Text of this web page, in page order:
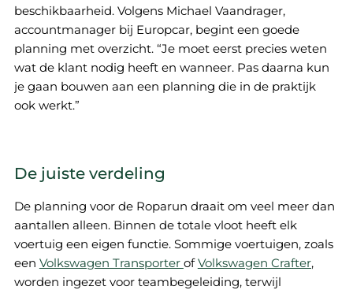
beschikbaarheid. Volgens Michael Vaandrager,
accountmanager bij Europcar, begint een goede
planning met overzicht. “Je moet eerst precies weten
wat de klant nodig heeft en wanneer. Pas daarna kun
je gaan bouwen aan een planning die in de praktijk
ook werkt.”
De juiste verdeling
De planning voor de Roparun draait om veel meer dan
aantallen alleen. Binnen de totale vloot heeft elk
voertuig een eigen functie. Sommige voertuigen, zoals
een Volkswagen Transporter ofVolkswagen Crafter,
worden ingezet voor teambegeleiding, terwijl